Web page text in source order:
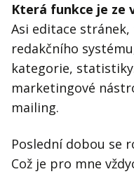
Která funkce je ze
Asi editace
redakčního
kategorie,
marketingové
mailing.
Poslední dobou se
Což je pro mne